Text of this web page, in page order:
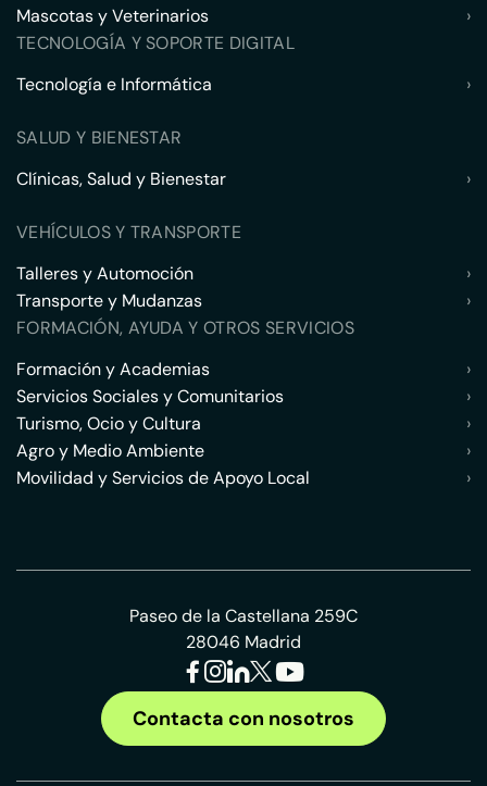
Mascotas y Veterinarios
›
TECNOLOGÍA Y SOPORTE DIGITAL
Tecnología e Informática
›
SALUD Y BIENESTAR
Clínicas, Salud y Bienestar
›
VEHÍCULOS Y TRANSPORTE
Talleres y Automoción
›
Transporte y Mudanzas
›
FORMACIÓN, AYUDA Y OTROS SERVICIOS
Formación y Academias
›
Servicios Sociales y Comunitarios
›
Turismo, Ocio y Cultura
›
Agro y Medio Ambiente
›
Movilidad y Servicios de Apoyo Local
›
Paseo de la Castellana 259C
28046 Madrid
Contacta con nosotros